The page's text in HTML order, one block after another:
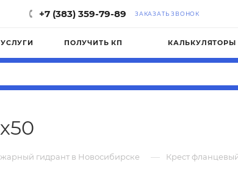
+7 (383) 359-79-89 ЗАКАЗАТЬ ЗВОНОК
УСЛУГИ ПОЛУЧИТЬ КП КАЛЬКУЛЯТОРЫ
гидрант в Новосибирске — Крест